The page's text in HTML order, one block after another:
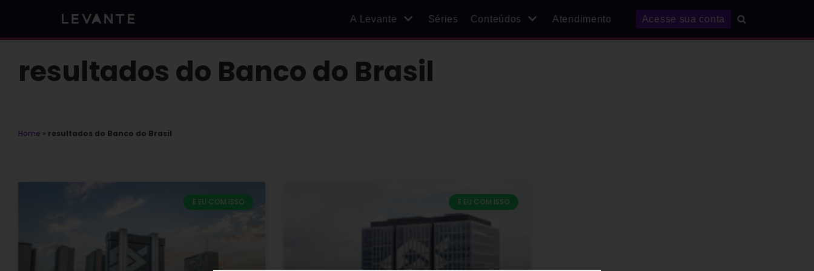
A Levante Séries Conteúdos Atendimento Acesse sua conta
resultados do Banco do Brasil
Home » resultados do Banco do Brasil
E EU COM ISSO E EU COM ISSO